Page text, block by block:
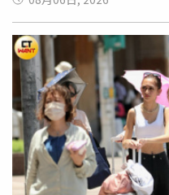
六晚間以前，路徑收斂程
定共識；但到了週日之後
示颱風北轉幅度及最終登
集中在福建福州至浙江溫
斂。此外，FNV3系集預
隨些微南北擺動。吳聖宇
（Monsoon Gyre，MG）
季風環流圈內的主要系統
只是小幅偏移，也可能改
步影響海上、陸上颱風警
星短暫陣雨，午後中南部
雨，山區並有局部大雨發
亦有零星短暫陣雨，今晚
接近，臺灣西半部地區及
雨，東北部地區有零星短
晚至明晨中南部地區並有
榮在「洩天機教室」中撰
「路徑潛勢預測圖」顯示
中，仍維持大型中颱；偏
近，週六（8日）進入東